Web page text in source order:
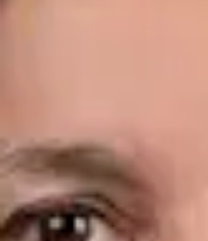
Dr. Leandro Wang — General Medicine
Spain Dr. Leandro Wang — General
Health Spain. Book an online video
ES
Consulta Diagnostico vascular, Consulta